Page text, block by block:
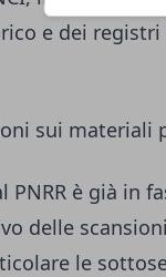
e dei
sui materiali
è già in
delle
le